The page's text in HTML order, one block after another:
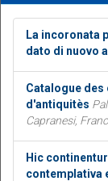
La incoronata
dato di nuovo
Catalogue des
d'antiquitès
Capranesi,
Hic
contemplativa